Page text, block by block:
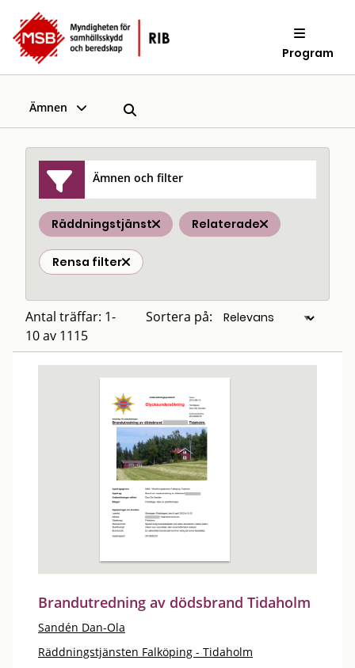
Program
Ämnen
Ämnen och filter
Räddningstjänst Relaterade
Rensa filter
Antal träffar: 1-
10 av 1115
Sortera på:
Brandutredning av dödsbrand Tidaholm
Sandén Dan-Ola
Räddningstjänsten Falköping - Tidaholm